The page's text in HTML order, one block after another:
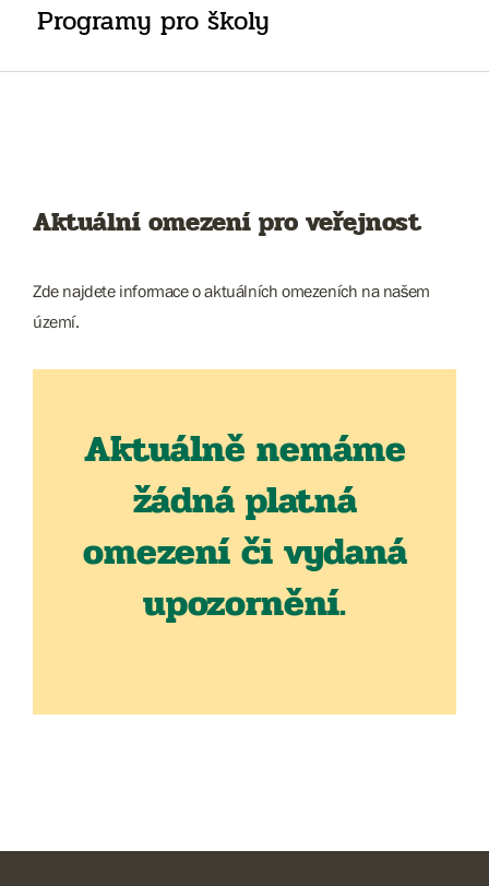
Programy pro školy
Aktuální omezení pro veřejnost
Zde najdete informace o aktuálních omezeních na našem
území.
Aktuálně nemáme
žádná platná
omezení či vydaná
upozornění.